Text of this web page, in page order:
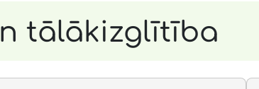
tālākizglītība